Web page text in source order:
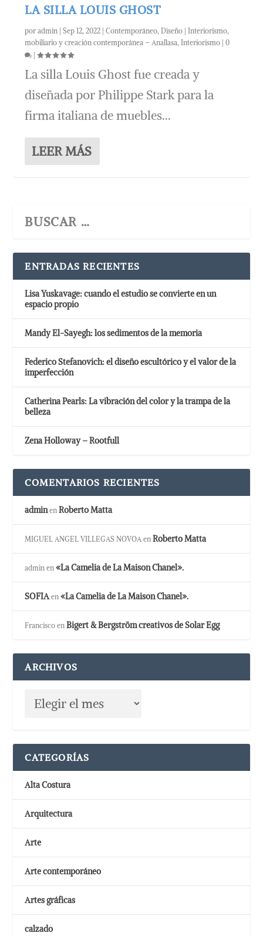
LA SILLA LOUIS GHOST
poradmin |Sep 12, 2022 |Contemporáneo,Diseño | Interiorismo,
mobiliario y creación contemporánea – Anallasa,Interiorismo |0
|
La silla Louis Ghost fue creada y
diseñada por Philippe Stark para la
firma italiana de muebles...
LEER MÁS
ENTRADAS RECIENTES
Lisa Yuskavage: cuando el estudio se convierte en un
espacio propio
Mandy El-Sayegh: los sedimentos de la memoria
Federico Stefanovich: el diseño escultórico y el valor de la
imperfección
Catherina Pearls: La vibración del color y la trampa de la
belleza
Zena Holloway – Rootfull
COMENTARIOS RECIENTES
adminenRoberto Matta
MIGUEL ANGEL VILLEGAS NOVOA enRoberto Matta
admin en«La Camelia de La Maison Chanel».
SOFIAen«La Camelia de La Maison Chanel».
Francisco enBigert & Bergström creativos de Solar Egg
ARCHIVOS
CATEGORÍAS
Alta Costura
Arquitectura
Arte
Arte contemporáneo
Artes gráficas
calzado